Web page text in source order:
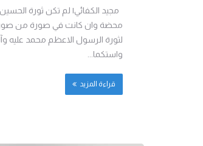
مجيد الكفائي| لم تكن ثورة
محضة وان كانت في صورة من
لثورة الرسول الاعظم محمد عليه
واستكما...
قراءة المزيد